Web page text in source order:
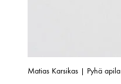
Matias Karsikas | Pyhä apila